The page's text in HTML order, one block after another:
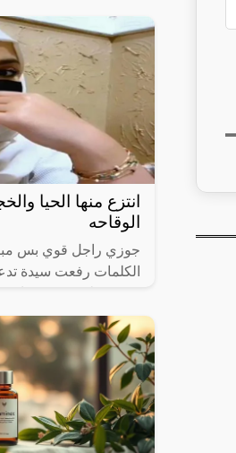
انتزع منها الحيا
الوقاحه
جوزي راجل قوي بس
محكمة الأسرة بمصر